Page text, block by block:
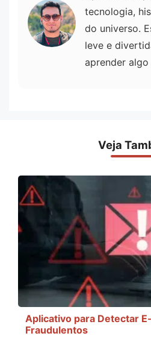
tecnologia,
do universo.
leve e
aprender
Veja
Aplicativo para Detectar
Fraudulentos